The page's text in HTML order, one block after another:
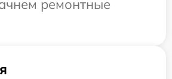
ремонтные